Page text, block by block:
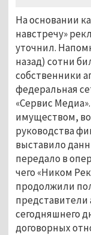
На основании
навстречу»
уточнил.
назад) сотни
собственники
федеральная
«Сервис
имуществом,
руководства
выставило
передало в
чего «Ником
продолжили
сегодняшнего
договорных